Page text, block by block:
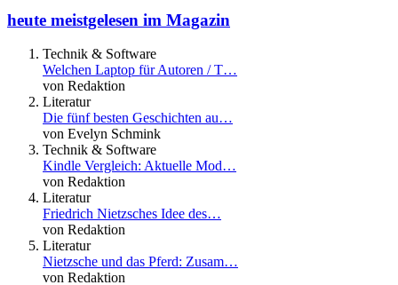
heute meistgelesen im Magazin
Technik & Software
Welchen Laptop für Autoren / T…
von Redaktion
Literatur
Die fünf besten Geschichten au…
von Evelyn Schmink
Technik & Software
Kindle Vergleich: Aktuelle Mod…
von Redaktion
Literatur
Friedrich Nietzsches Idee des…
von Redaktion
Literatur
Nietzsche und das Pferd: Zusam…
von Redaktion